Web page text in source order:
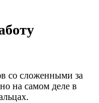
со сложенными за
на самом деле в